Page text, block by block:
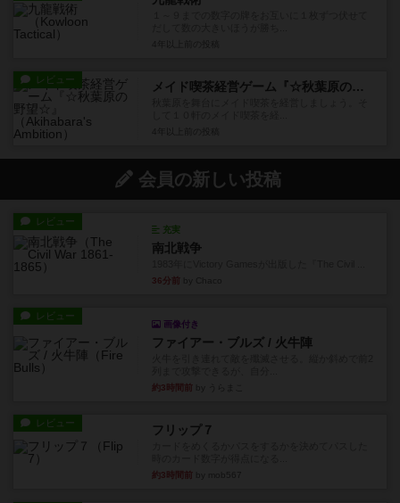
レビュー メイド喫茶経営ゲーム『☆秋葉原の野望☆』
会員の新しい投稿
レビュー
充実
南北戦争
36分前
レビュー
画像付き
ファイアー・ブルズ / 火牛陣
約3時間前
レビュー フリップ７
約3時間前